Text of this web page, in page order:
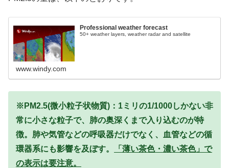
Professional weather forecast
50+ weather layers, weather radar and satellite
www.windy.com
※PM2.5(微小粒子状物質)：1ミリの1/1000しかない非
常に小さな粒子で、肺の奥深くまで入り込むのが特
徴。肺や気管などの呼吸器だけでなく、血管などの循
環器系にも影響を及ぼす。
「薄い茶色・濃い茶色」で
の表示は要注意。